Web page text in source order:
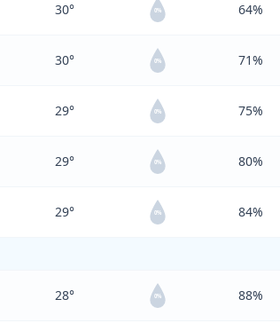
30° 0% 64%
30° 0% 71%
29° 0% 75%
29° 0% 80%
29° 0% 84%
28° 0% 88%